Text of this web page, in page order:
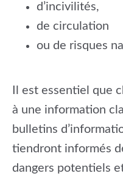
d’incivilités,
de circulation
ou de risques
Il est essentiel que
à une information
bulletins
tiendront informés
dangers potentiels